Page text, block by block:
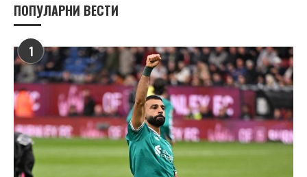
ПОПУЛАРНИ ВЕСТИ
1